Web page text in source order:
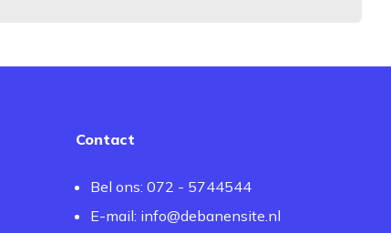
Contact
Bel ons: 072 - 5744544
E-mail: info@debanensite.nl